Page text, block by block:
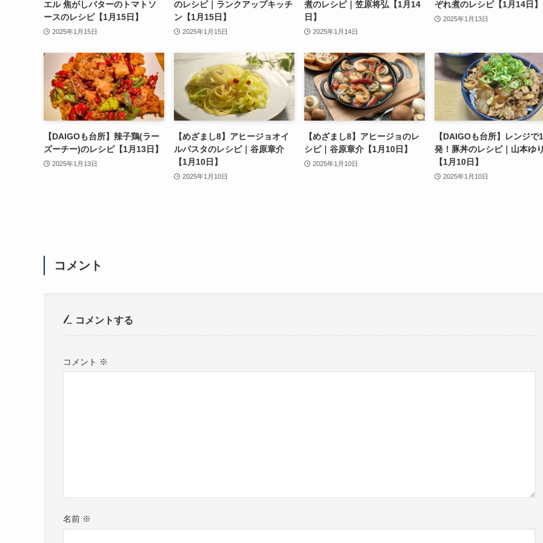
エル 焦がしバターのトマトソ
ースのレシピ【1月15日】
2025年1月15日
のレシピ｜ランクアップキッチ
ン【1月15日】
2025年1月15日
煮のレシピ｜笠原将弘【1月14
日】
2025年1月14日
ぞれ煮のレシピ【1月14日】
2025年1月13日
【DAIGOも台所】辣子鶏(ラー
ズーチー)のレシピ【1月13日】
2025年1月13日
【めざまし8】アヒージョオイ
ルパスタのレシピ｜谷原章介
【1月10日】
2025年1月10日
【めざまし8】アヒージョのレ
シピ｜谷原章介【1月10日】
2025年1月10日
【DAIGOも台所】レンジで1
発！豚丼のレシピ｜山本ゆ
【1月10日】
2025年1月10日
コメント
コメントする
コメント ※
名前 ※